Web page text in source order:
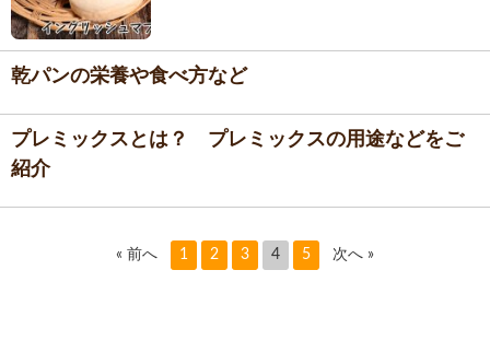
乾パンの栄養や食べ方など
プレミックスとは？ プレミックスの用途などをご
紹介
« 前へ 1 2 3 4 5 次へ »